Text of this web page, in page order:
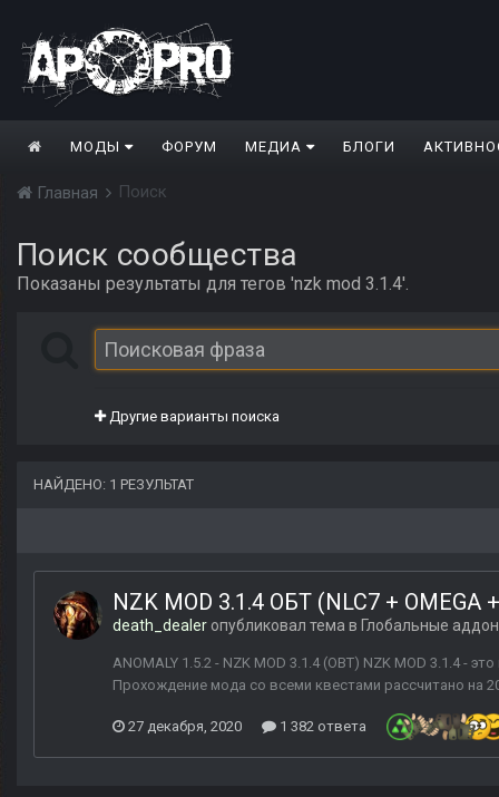
МОДЫ ФОРУМ МЕДИА БЛОГИ
Главная Поиск
Поиск сообщества
Показаны результаты для тегов 'nzk mod 3.1.4'.
Другие варианты поиска
НАЙДЕНО: 1 РЕЗУЛЬТАТ
NZK MOD 3.1.4 ОБТ (NLC7 + OMEGA
death_dealer опубликовал тема в Глобальные
ANOMALY 1.5.2 - NZK MOD 3.1.4 (OBT) NZK MOD 3.1.4 -
Прохождение мода со всеми квестами рассчитано на
27 декабря, 2020 1 382 ответа